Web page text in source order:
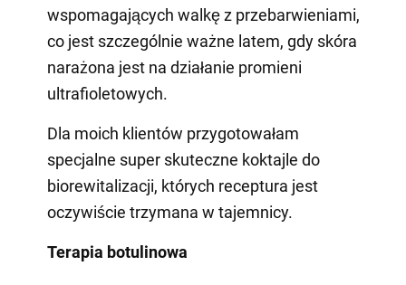
wspomagających walkę z przebarwieniami,
co jest szczególnie ważne latem, gdy skóra
narażona jest na działanie promieni
ultrafioletowych.
Dla moich klientów przygotowałam
specjalne super skuteczne koktajle do
biorewitalizacji, których receptura jest
oczywiście trzymana w tajemnicy.
Terapia botulinowa